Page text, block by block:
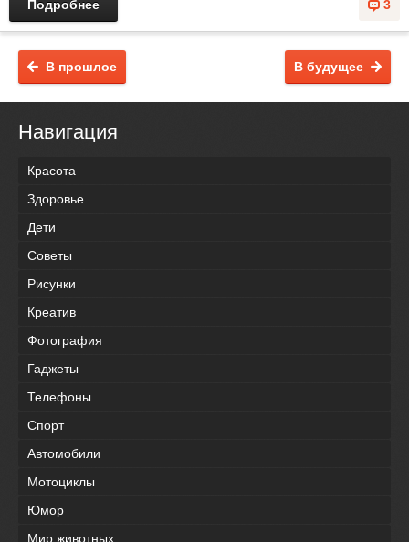
3
Подробнее
В будущее
В прошлое
Навигация
Красота
Здоровье
Дети
Советы
Рисунки
Креатив
Фотография
Гаджеты
Телефоны
Спорт
Автомобили
Мотоциклы
Юмор
Мир животных